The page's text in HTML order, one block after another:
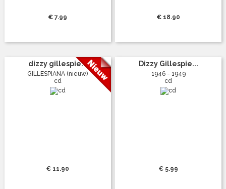
€ 7.99 € 18.90
dizzy gillespie...
GILLESPIANA (nieuw)
cd
€ 11.90
Dizzy Gillespie...
1946 - 1949
cd
€ 5.99